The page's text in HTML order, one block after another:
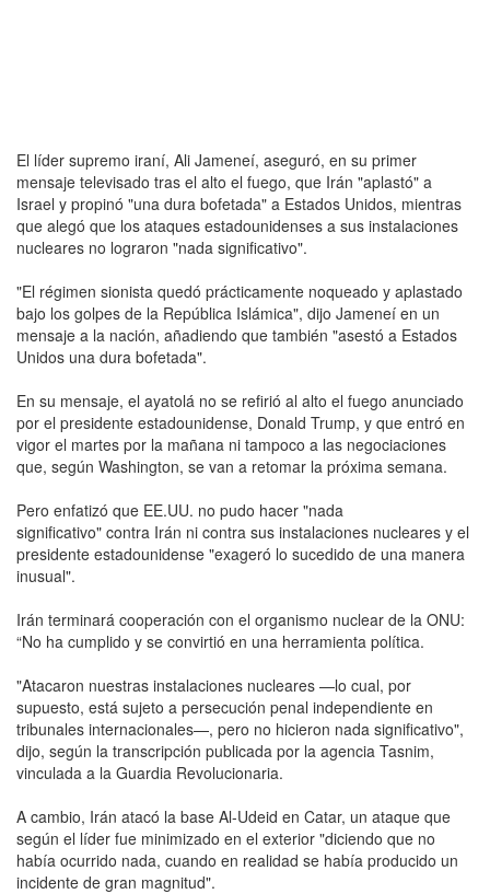
El líder supremo iraní, Ali Jameneí, aseguró, en su primer
mensaje televisado tras el alto el fuego, que Irán "aplastó" a
Israel y propinó "una dura bofetada" a Estados Unidos, mientras
que alegó que los ataques estadounidenses a sus instalaciones
nucleares no lograron "nada significativo".
"El régimen sionista quedó prácticamente noqueado y aplastado
bajo los golpes de la República Islámica", dijo Jameneí en un
mensaje a la nación, añadiendo que también "asestó a Estados
Unidos una dura bofetada".
En su mensaje, el ayatolá no se refirió al alto el fuego anunciado
por el presidente estadounidense, Donald Trump, y que entró en
vigor el martes por la mañana ni tampoco a las negociaciones
que, según Washington, se van a retomar la próxima semana.
Pero enfatizó que EE.UU. no pudo hacer "nada
significativo" contra Irán ni contra sus instalaciones nucleares y el
presidente estadounidense "exageró lo sucedido de una manera
inusual".
Irán terminará cooperación con el organismo nuclear de la ONU:
“No ha cumplido y se convirtió en una herramienta política.
"Atacaron nuestras instalaciones nucleares —lo cual, por
supuesto, está sujeto a persecución penal independiente en
tribunales internacionales—, pero no hicieron nada significativo",
dijo, según la transcripción publicada por la agencia Tasnim,
vinculada a la Guardia Revolucionaria.
A cambio, Irán atacó la base Al-Udeid en Catar, un ataque que
según el líder fue minimizado en el exterior "diciendo que no
había ocurrido nada, cuando en realidad se había producido un
incidente de gran magnitud".